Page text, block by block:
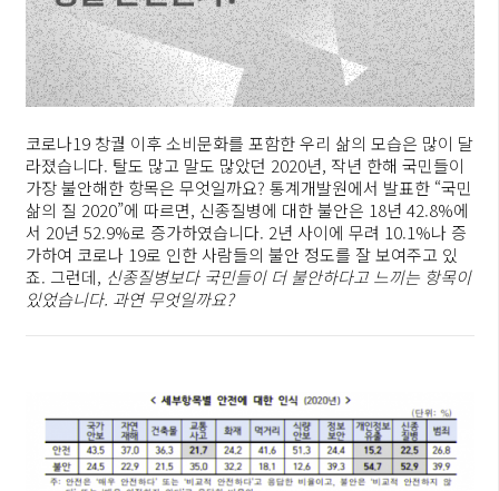
코로나19 창궐 이후 소비문화를 포함한 우리 삶의 모습은 많이 달
라졌습니다. 탈도 많고 말도 많았던 2020년, 작년 한해 국민들이
가장 불안해한 항목은 무엇일까요? 통계개발원에서 발표한 “국민
삶의 질 2020”에 따르면, 신종질병에 대한 불안은 18년 42.8%에
서 20년 52.9%로 증가하였습니다. 2년 사이에 무려 10.1%나 증
가하여 코로나 19로 인한 사람들의 불안 정도를 잘 보여주고 있
죠. 그런데, 신종질병보다 국민들이 더 불안하다고 느끼는 항목이
있었습니다. 과연 무엇일까요?